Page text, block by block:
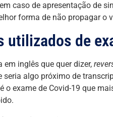
caso de apresentação de
forma de não propagar o
utilizados de
em inglês que quer dizer,
seria algo próximo de
o exame de Covid-19 que